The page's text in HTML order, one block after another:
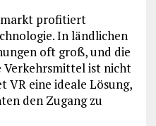
profitiert
In ländlichen
oft groß, und die
ist nicht
VR eine ideale Lösung,
den Zugang zu